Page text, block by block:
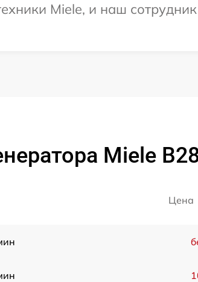
Miele, и наш сотрудник
Miele
Цена